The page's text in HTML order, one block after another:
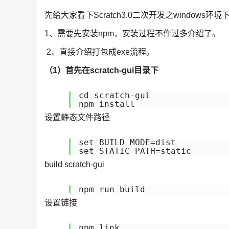
先给大家看下Scratch3.0二次开发之windows环境
1、需要先安装npm，安装过程不作过多介绍了。
2、直接介绍打包成exe流程。
（1）首先在scratch-gui目录下
cd scratch-gui
npm install
设置静态文件路径
set BUILD_MODE=dist
set STATIC_PATH=static
build scratch-gui
npm run build
设置链接